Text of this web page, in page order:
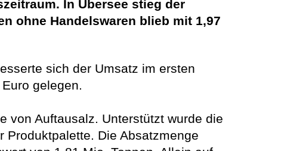
In Übersee stieg der
ohne Handelswaren blieb mit 1,97
sich der Umsatz im ersten
gelegen.
von Auftausalz. Unterstützt wurde die
Produktpalette. Die Absatzmenge